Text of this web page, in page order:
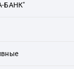
БАНК"